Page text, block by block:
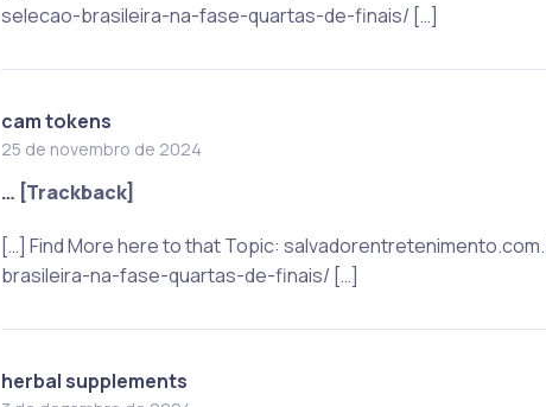
selecao-brasileira-na-fase-quartas-de-finais/ […]
cam tokens
25 de novembro de 2024
… [Trackback]
[…] Find More here to that Topic:
brasileira-na-fase-quartas-de-finais/ […]
herbal supplements